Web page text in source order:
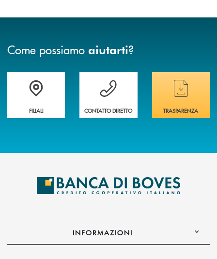
Come possiamo aiutarti?
Trova la filiale&nbsp; più vicina a te
FILIALI
Hai bisogno di assistenza immediata ?
CONTATTO DIRETTO
Hai bisogno di
TRASPARENZA
INFORMAZIONI